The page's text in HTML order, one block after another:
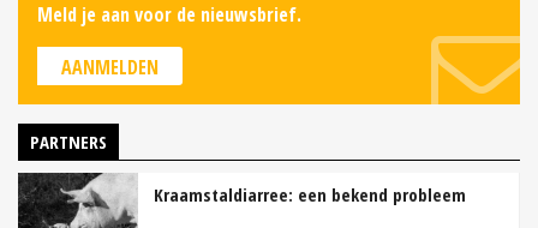
Meld je aan voor de nieuwsbrief.
AANMELDEN
PARTNERS
Kraamstaldiarree: een bekend probleem